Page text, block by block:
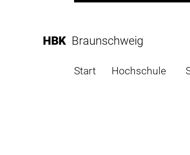
Hauptnavigation
HBK Braunschweig
Start Hochschule